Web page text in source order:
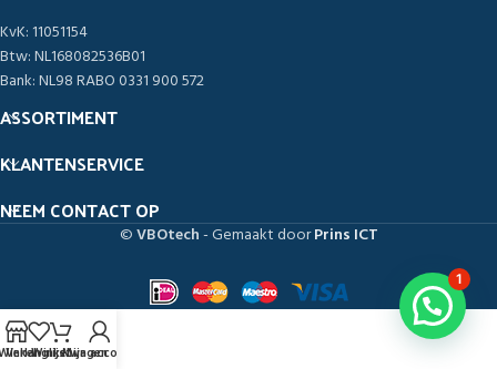
KvK: 11051154
Btw: NL168082536B01
Bank: NL98 RABO 0331 900 572
ASSORTIMENT
KLANTENSERVICE
NEEM CONTACT OP
©VBOtech- Gemaakt doorPrins ICT
Verlanglijst
Winkelwagen
Mijn account
1